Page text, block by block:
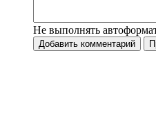
Не выполнять